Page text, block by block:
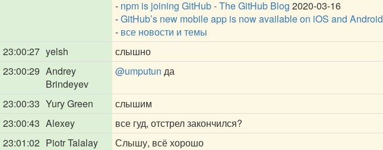
- npm is joining GitHub - The GitHub Blog 2020-03-16
-GitHub’s new mobile app is now available on iOS and Android
- все новости и темы
23:00:27 yelsh
слышно
23:00:29 Andrey
Brindeyev
@umputun да
23:00:33 Yury Green
слышим
23:00:43 Alexey
все гуд, отстрел закончился?
23:01:02 Piotr Talalay
Слышу, всё хорошо